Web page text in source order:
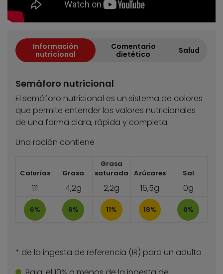
Información
nutricional
Comentario
dietético
Salud
Semáforo nutricional
El semáforo nutricional es un sistema de colores
que permite entender los valores nutricionales
de una forma clara, rápida y completa.
Una ración contiene
Calorías Grasa
Grasa
saturada
Azúcares Sal
111 4,2g 2,2g 16,5g 0g
6% 6% 11% 18% 0%
* de la ingesta de referencia (IR) para un adulto